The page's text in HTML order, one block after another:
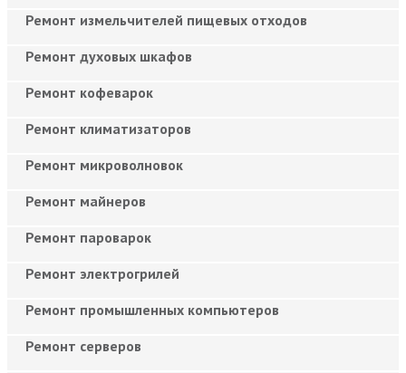
Ремонт измельчителей пищевых отходов
Ремонт духовых шкафов
Ремонт кофеварок
Ремонт климатизаторов
Ремонт микроволновок
Ремонт майнеров
Ремонт пароварок
Ремонт электрогрилей
Ремонт промышленных компьютеров
Ремонт серверов